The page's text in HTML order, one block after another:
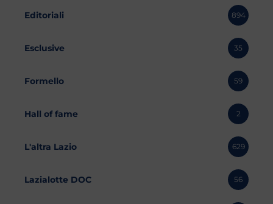
Editoriali 894
Esclusive 35
Formello 59
Hall of fame 2
L'altra Lazio 629
Lazialotte DOC 56